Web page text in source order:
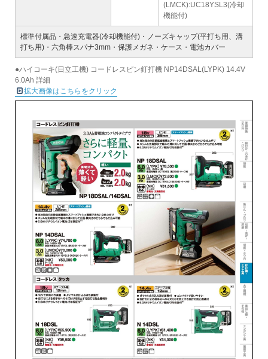
(LMCK):UC18YSL3(冷却
機能付)
標準付属品・急速充電器(冷却機能付)・ノーズキャップ(平打ち用、溝
打ち用)・六角棒スパナ3mm・保護メガネ・ケース・電池カバー
●ハイコーキ(日立工機) コードレスピン釘打機 NP14DSAL(LYPK) 14.4V
6.0Ah 詳細
拡大画像はこちらをクリック